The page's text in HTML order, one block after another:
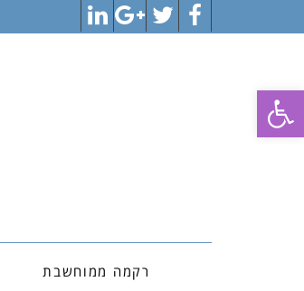
פתח סרגל נגישות
Facebook
Twitter
Google+
LinkedIn
רקמה ממוחשבת